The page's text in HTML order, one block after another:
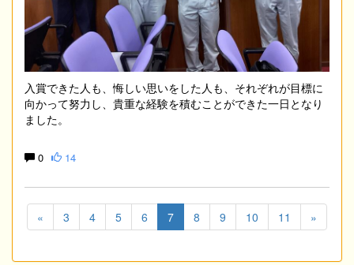
入賞できた人も、悔しい思いをした人も、それぞれが目標に
向かって努力し、貴重な経験を積むことができた一日となり
ました。
0 14
« 3 4 5 6 7 8 9 10 11 »